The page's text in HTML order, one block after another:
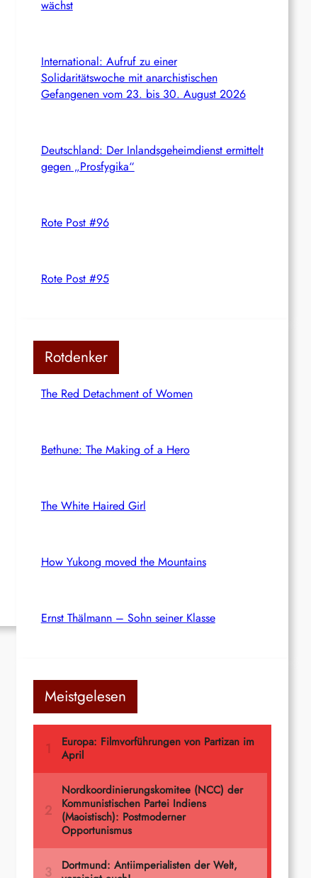
wächst
International: Aufruf zu einer
Solidaritätswoche mit anarchistischen
Gefangenen vom 23. bis 30. August 2026
Deutschland: Der Inlandsgeheimdienst ermittelt
gegen „Prosfygika“
Rote Post #96
Rote Post #95
Rotdenker
The Red Detachment of Women
Bethune: The Making of a Hero
The White Haired Girl
How Yukong moved the Mountains
Ernst Thälmann – Sohn seiner Klasse
Meistgelesen